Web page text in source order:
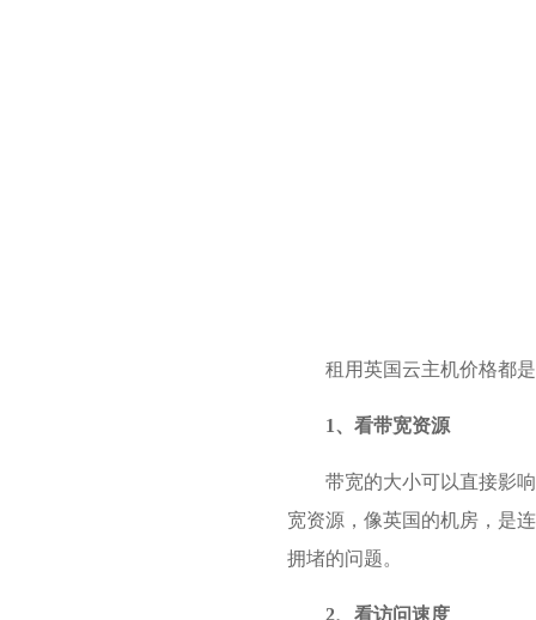
租用英国云主机价格都
1、看带宽资源
带宽的大小可以直接影
宽资源，像英国的机房，是
拥堵的问题。
2、看访问速度